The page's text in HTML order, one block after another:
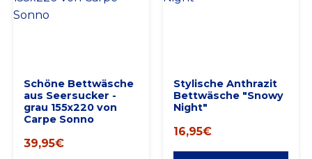
Schöne Bettwäsche
aus Seersucker -
grau 155x220 von
Carpe Sonno
39,95€
Stylische Anthrazit
Bettwäsche "Snowy
Night"
16,95€